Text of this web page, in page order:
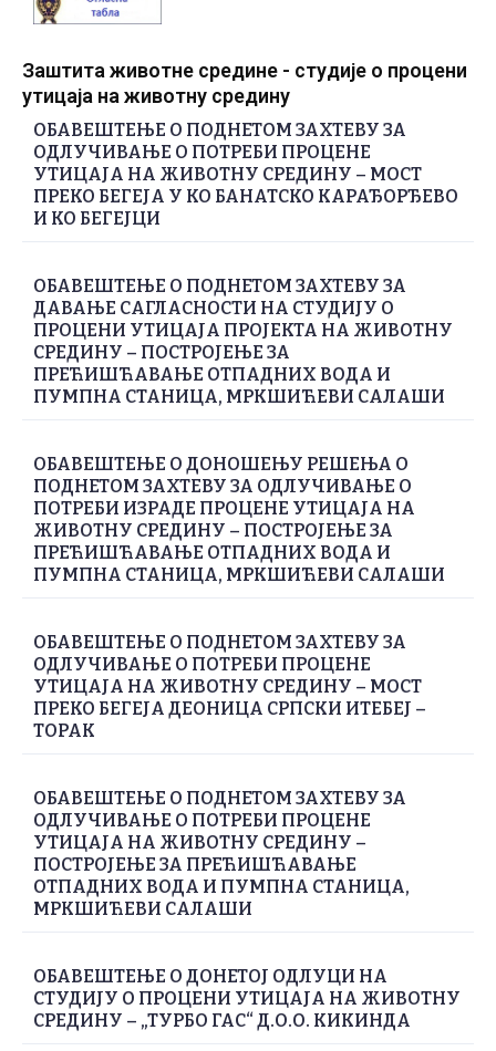
Заштита животне средине - студије о процени
утицаја на животну средину
ОБАВЕШТЕЊЕ О ПОДНЕТОМ ЗАХТЕВУ ЗА
ОДЛУЧИВАЊЕ О ПОТРЕБИ ПРОЦЕНЕ
УТИЦАЈА НА ЖИВОТНУ СРЕДИНУ – МОСТ
ПРЕКО БЕГЕЈА У КО БАНАТСКО КАРАЂОРЂЕВО
И КО БЕГЕЈЦИ
ОБАВЕШТЕЊЕ О ПОДНЕТОМ ЗАХТЕВУ ЗА
ДАВАЊЕ САГЛАСНОСТИ НА СТУДИЈУ О
ПРОЦЕНИ УТИЦАЈА ПРОЈЕКТА НА ЖИВОТНУ
СРЕДИНУ – ПОСТРОЈЕЊЕ ЗА
ПРЕЋИШЋАВАЊЕ ОТПАДНИХ ВОДА И
ПУМПНА СТАНИЦА, МРКШИЋЕВИ САЛАШИ
ОБАВЕШТЕЊЕ О ДОНОШЕЊУ РЕШЕЊА О
ПОДНЕТОМ ЗАХТЕВУ ЗА ОДЛУЧИВАЊЕ О
ПОТРЕБИ ИЗРАДЕ ПРОЦЕНЕ УТИЦАЈА НА
ЖИВОТНУ СРЕДИНУ – ПОСТРОЈЕЊЕ ЗА
ПРЕЋИШЋАВАЊЕ ОТПАДНИХ ВОДА И
ПУМПНА СТАНИЦА, МРКШИЋЕВИ САЛАШИ
ОБАВЕШТЕЊЕ О ПОДНЕТОМ ЗАХТЕВУ ЗА
ОДЛУЧИВАЊЕ О ПОТРЕБИ ПРОЦЕНЕ
УТИЦАЈА НА ЖИВОТНУ СРЕДИНУ – МОСТ
ПРЕКО БЕГЕЈА ДЕОНИЦА СРПСКИ ИТЕБЕЈ –
ТОРАК
ОБАВЕШТЕЊЕ О ПОДНЕТОМ ЗАХТЕВУ ЗА
ОДЛУЧИВАЊЕ О ПОТРЕБИ ПРОЦЕНЕ
УТИЦАЈА НА ЖИВОТНУ СРЕДИНУ –
ПОСТРОЈЕЊЕ ЗА ПРЕЋИШЋАВАЊЕ
ОТПАДНИХ ВОДА И ПУМПНА СТАНИЦА,
МРКШИЋЕВИ САЛАШИ
ОБАВЕШТЕЊЕ О ДОНЕТОЈ ОДЛУЦИ НА
СТУДИЈУ О ПРОЦЕНИ УТИЦАЈА НА ЖИВОТНУ
СРЕДИНУ – „ТУРБО ГАС“ Д.О.О. КИКИНДА